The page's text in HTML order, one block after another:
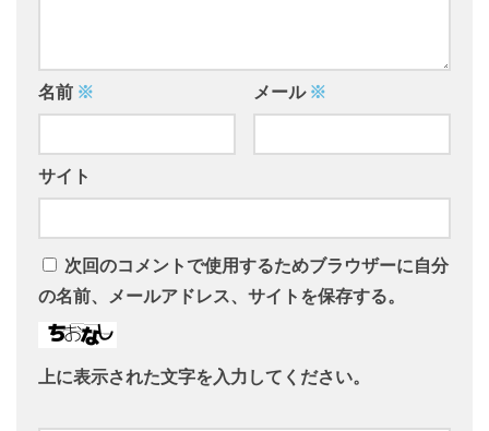
名前 ※ メール ※
サイト
次回のコメントで使用するためブラウザーに自分
の名前、メールアドレス、サイトを保存する。
上に表示された文字を入力してください。